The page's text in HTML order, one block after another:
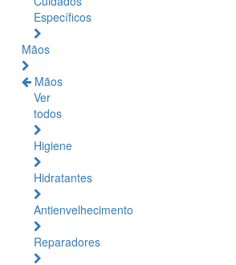
Específicos
Mãos
Mãos
Ver
todos
Higiene
Hidratantes
Antienvelhecimento
Reparadores